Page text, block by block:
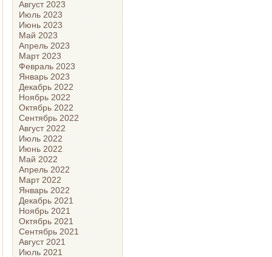
Август 2023
Июль 2023
Июнь 2023
Май 2023
Апрель 2023
Март 2023
Февраль 2023
Январь 2023
Декабрь 2022
Ноябрь 2022
Октябрь 2022
Сентябрь 2022
Август 2022
Июль 2022
Июнь 2022
Май 2022
Апрель 2022
Март 2022
Январь 2022
Декабрь 2021
Ноябрь 2021
Октябрь 2021
Сентябрь 2021
Август 2021
Июль 2021